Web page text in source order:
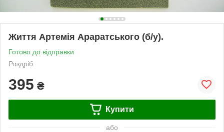
Життя Артемія Араратського (б/у).
Готово до відправки
Роздріб
395 ₴
Купити
або